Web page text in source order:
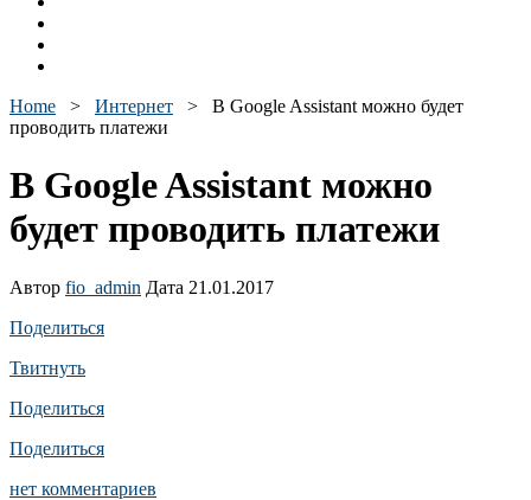
Home > Интернет > В Google Assistant можно будет
проводить платежи
В Google Assistant можно
будет проводить платежи
Автор fio_admin Дата 21.01.2017
Поделиться
Твитнуть
Поделиться
Поделиться
нет комментариев